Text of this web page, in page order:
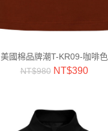
美國棉品牌潮T-KR09-咖啡色
NT$980 NT$390